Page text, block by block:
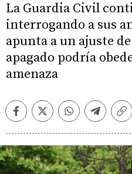
La Guardia Civil
interrogando a sus
apunta a un ajuste
apagado podría
amenaza
FacebookTwitterWhatsappTelegram